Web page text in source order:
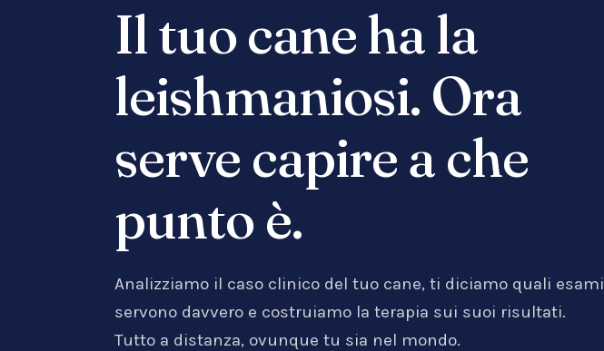
Il tuo cane ha la
leishmaniosi. Ora
serve capire a che
punto è.
Analizziamo il caso clinico del tuo cane, ti diciamo quali esami
servono davvero e costruiamo la terapia sui suoi risultati.
Tutto a distanza, ovunque tu sia nel mondo.